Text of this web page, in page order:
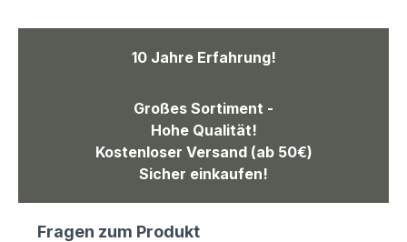
10 Jahre Erfahrung!
Großes Sortiment -
Hohe Qualität!
Kostenloser Versand (ab 50€)
Sicher einkaufen!
Fragen zum Produkt